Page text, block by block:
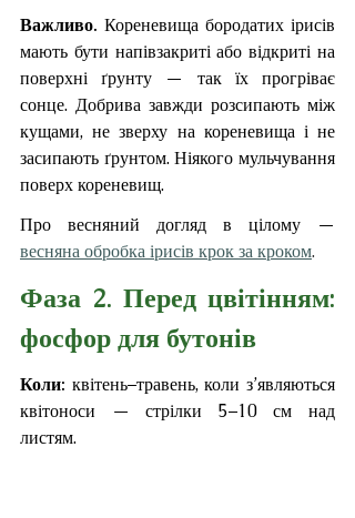
Важливо. Кореневища бородатих ірисів
мають бути напівзакриті або відкриті на
поверхні ґрунту — так їх прогріває
сонце. Добрива завжди розсипають між
кущами, не зверху на кореневища і не
засипають ґрунтом. Ніякого мульчування
поверх кореневищ.
весняна обробка ірисів крок за кроком.
Фаза 2. Перед цвітінням:
фосфор для бутонів
Коли: квітень–травень, коли з’являються
квітоноси — стрілки 5–10 см над
листям.